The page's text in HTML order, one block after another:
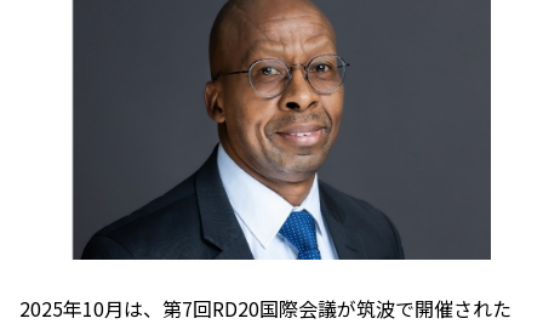
2025年10月は、第7回RD20国際会議が筑波で開催された